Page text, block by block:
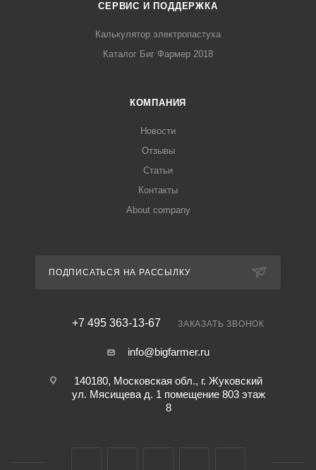
СЕРВИС И ПОДДЕРЖКА
Калькулятор электропастуха
Каталог Биг Фармер 2018
КОМПАНИЯ
Новости
Отзывы
Статьи
Контакты
About company
ПОДПИСАТЬСЯ НА РАССЫЛКУ
+7 495 363-13-67 ЗАКАЗАТЬ ЗВОНОК
info@bigfarmer.ru
140180, Московская обл., г. Жуковский
ул. Мясищева д. 1 помещение 803 этаж
8